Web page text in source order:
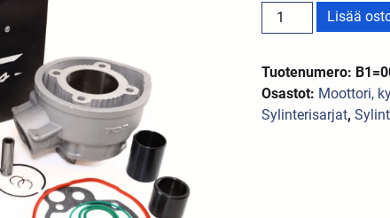
Lisää
Tuotenumero:
Osastot: Moottori,
Sylinterisarjat,